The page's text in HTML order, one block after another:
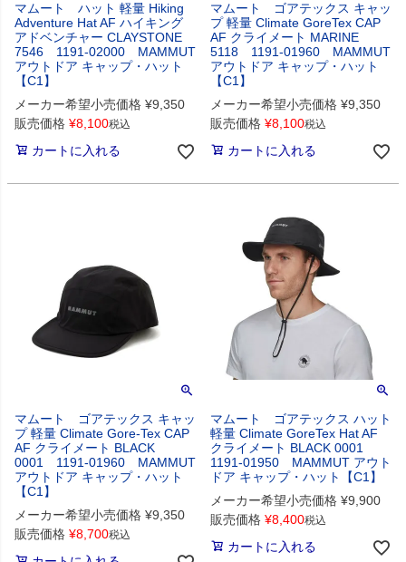
マムート ハット 軽量 Hiking
Adventure Hat AF ハイキング
アドベンチャー CLAYSTONE
7546 1191-02000 MAMMUT
アウトドア キャップ・ハット
【C1】
メーカー希望小売価格 ¥9,350
販売価格 ¥8,100税込
カートに入れる
マムート ゴアテックス キャッ
プ 軽量 Climate GoreTex CAP
AF クライメート MARINE
5118 1191-01960 MAMMUT
アウトドア キャップ・ハット
【C1】
メーカー希望小売価格 ¥9,350
販売価格 ¥8,100税込
カートに入れる
マムート ゴアテックス キャッ
プ 軽量 Climate Gore-Tex CAP
AF クライメート BLACK
0001 1191-01960 MAMMUT
アウトドア キャップ・ハット
【C1】
メーカー希望小売価格 ¥9,350
販売価格 ¥8,700税込
マムート ゴアテックス ハット
軽量 Climate GoreTex Hat AF
クライメート BLACK 0001
1191-01950 MAMMUT アウト
ドア キャップ・ハット【C1】
メーカー希望小売価格 ¥9,900
販売価格 ¥8,400税込
カートに入れる